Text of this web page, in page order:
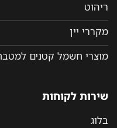
ריהוט
מקררי יין
מוצרי חשמל קטנים למטבח
שירות לקוחות
בלוג